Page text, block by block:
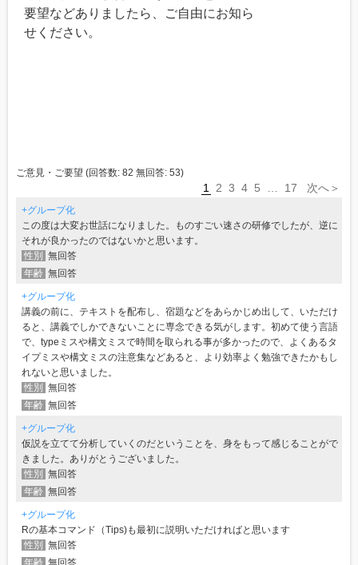
要望などありましたら、ご自由にお知ら
せください。
ご意見・ご要望 (回答数: 82 無回答: 53)
1 2 3 4 5 17 次へ＞
+グループ化
この度は大変お世話になりました。ものすごい速さの研修でしたが、逆に
それが良かったのではないかと思います。
性別
無回答
年齢 無回答
+グループ化
講義の前に、テキストを配布し、宿題などをあらかじめ出して、いただけ
ると、講義でしかできないことに専念できる気がします。初めて使う言語
で、typeミスや構文ミスで時間を取られる事が多かったので、よくあるタ
イプミスや構文ミスの注意集などあると、より効率よく勉強できたかもし
れないと思いました。
性別
無回答
年齢 無回答
+グループ化
仮説を立てて分析していくのだということを、身をもって感じることがで
きました。ありがとうございました。
性別
無回答
年齢 無回答
+グループ化
Rの基本コマンド（Tips)も最初に説明いただければと思います
性別
無回答
年齢 無回答